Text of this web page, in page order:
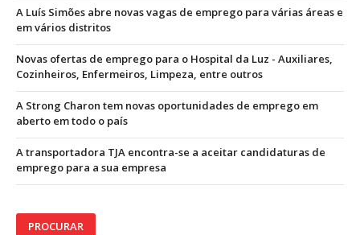
A Luís Simões abre novas vagas de emprego para várias áreas e
em vários distritos
Novas ofertas de emprego para o Hospital da Luz - Auxiliares,
Cozinheiros, Enfermeiros, Limpeza, entre outros
A Strong Charon tem novas oportunidades de emprego em
aberto em todo o país
A transportadora TJA encontra-se a aceitar candidaturas de
emprego para a sua empresa
PROCURAR